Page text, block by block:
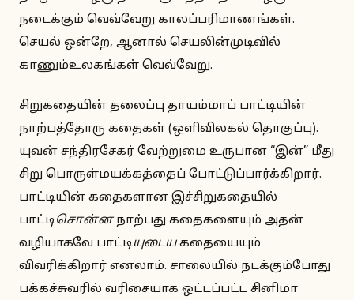
நடைக்கும் வெவ்வேறு காலப்பரிமாணங்கள்.
செயல் ஒன்றே, ஆனால் செயலின்முடிவில்
காணும்உலகங்கள் வெவ்வேறு.
சிறுகதையின் தலைப்பு தாயம்மாப் பாட்டியின்
நாற்பத்தோரு கதைகள் (ஒளிவிலகல் தொகுப்பு).
யுவன் சந்திரசேகர் வேற்றுமை உருபான “இன்” மீது
சிறு பொருள்மயக்கத்தைப் போட்டுப்பார்க்கிறார்.
பாட்டியின் கதைகளான இச்சிறுகதையில்
பாட்டிசொன்னநாற்பது கதைகளையும் அதன்
வழியாகவே பாட்டியுடையகதையையும்
விவரிக்கிறார் எனலாம். சாலையில் நடக்கும்போது
பக்கச்சுவரில் வரிசையாக ஒட்டப்பட்ட சினிமா